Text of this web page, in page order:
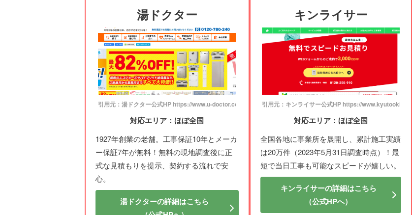
湯ドクター
引用元：湯ドクター公式HP https://www.u-doctor.com/
対応エリア：ほぼ全国
1927年創業の老舗。工事保証10年とメーカ
ー保証7年が無料！無料の現地調査後に正
式な見積もりを提示、契約する流れで安
心。
湯ドクターの詳細はこちら
キンライサー
引用元：キンライサー公式HP https://www.kyutooki.com/
対応エリア：ほぼ全国
全国各地に事業所を展開し、累計施工実績
は20万件（2023年5月31日調査時点）！最
短で当日工事も可能なスピードが嬉しい。
キンライサーの詳細はこちら
（公式HPへ）